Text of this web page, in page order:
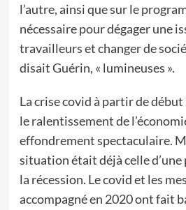
l’autre, ainsi que sur le
nécessaire pour dégager une
travailleurs et changer de
disait Guérin, « lumineuses ».
La crise covid à partir de
le ralentissement de
effondrement spectaculaire.
situation était déjà celle
la récession. Le covid et les
accompagné en 2020 ont fait